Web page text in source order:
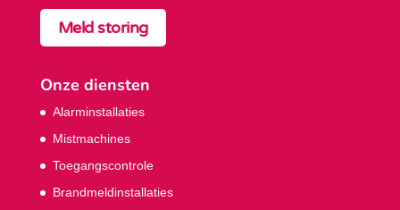
Meld storing
Onze diensten
Alarminstallaties
Mistmachines
Toegangscontrole
Brandmeldinstallaties